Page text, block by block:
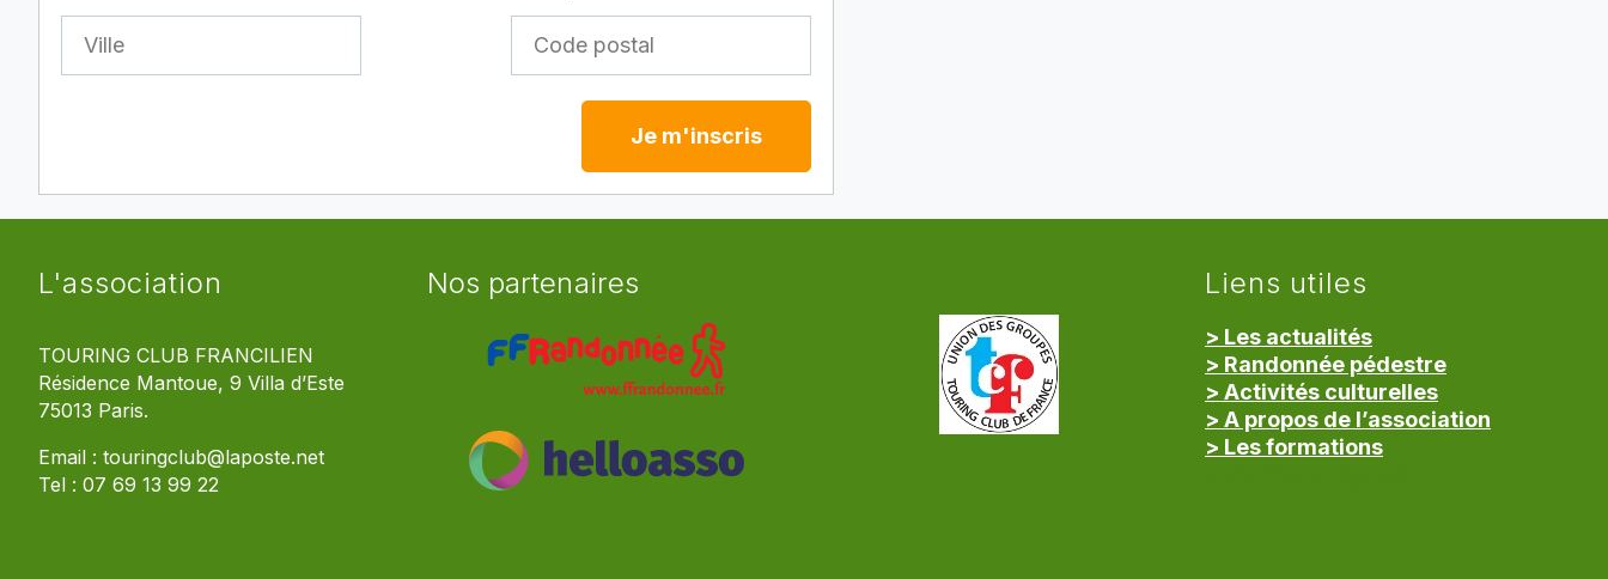
Je m'inscris
L'association
TOURING CLUB FRANCILIEN
Résidence Mantoue, 9 Villa d’Este
75013 Paris.
Email : touringclub@laposte.net
Tel : 07 69 13 99 22
Nos partenaires Liens utiles
> Les actualités
> Randonnée pédestre
> Activités culturelles
> A propos de l’association
> Les formations